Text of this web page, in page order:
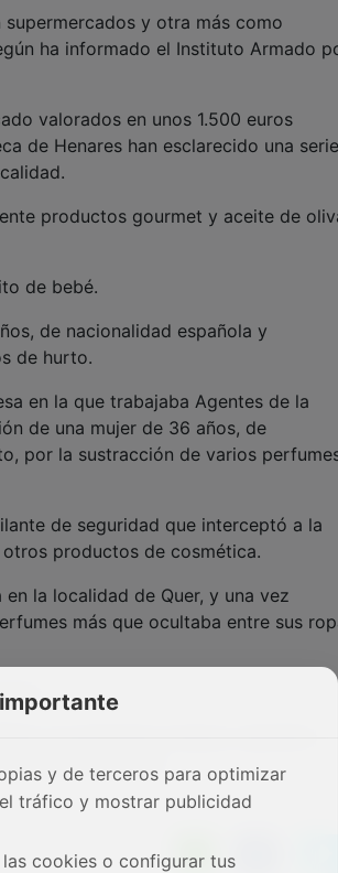
y otra más como
ha informado el Instituto Armado
valorados en unos 1.500 euros
de Henares han esclarecido una serie
productos gourmet y aceite de
de bebé.
de nacionalidad española y
de hurto.
en la que trabajaba Agentes de la
de una mujer de 36 años, de
por la sustracción de varios
de seguridad que interceptó a la
productos de cosmética.
la localidad de Quer, y una vez
más que ocultaba entre sus
es potenciar el apoyo operativo
Ciudadana.
y de terceros para optimizar
tráfico y mostrar publicidad
cookies o configurar tus